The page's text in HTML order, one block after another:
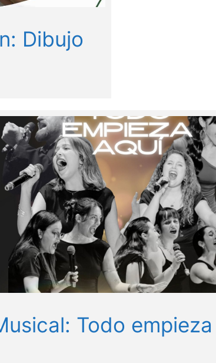
Dibujo
Todo